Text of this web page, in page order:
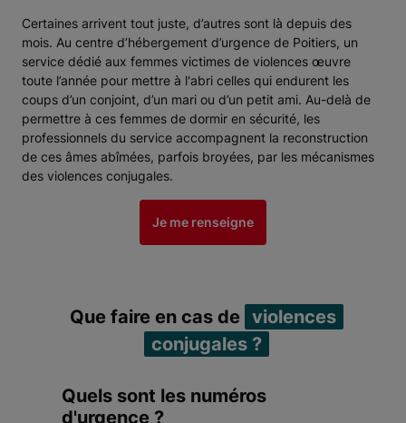
Certaines arrivent tout juste, d’autres sont là depuis des
mois. Au centre d’hébergement d’urgence de Poitiers, un
service dédié aux femmes victimes de violences œuvre
toute l’année pour mettre à l'abri celles qui endurent les
coups d’un conjoint, d’un mari ou d’un petit ami. Au-delà de
permettre à ces femmes de dormir en sécurité, les
professionnels du service accompagnent la reconstruction
de ces âmes abîmées, parfois broyées, par les mécanismes
des violences conjugales.
Je me renseigne
Que faire en cas de violences
conjugales ?
Quels sont les numéros
d'urgence ?